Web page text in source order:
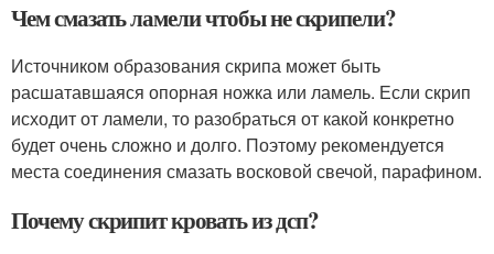
Чем смазать ламели чтобы не скрипели?
Источником образования скрипа может быть
расшатавшаяся опорная ножка или ламель. Если скрип
исходит от ламели, то разобраться от какой конкретно
будет очень сложно и долго. Поэтому рекомендуется
места соединения смазать восковой свечой, парафином.
Почему скрипит кровать из дсп?